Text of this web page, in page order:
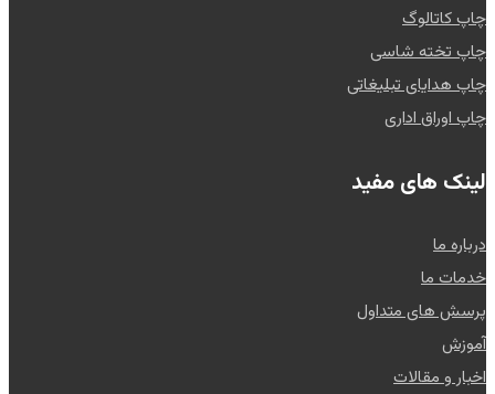
چاپ کاتالوگ
چاپ تخته شاسی
چاپ هدایای تبلیغاتی
چاپ اوراق اداری
لینک های مفید
درباره ما
خدمات ما
پرسش های متداول
آموزش
اخبار و مقالات